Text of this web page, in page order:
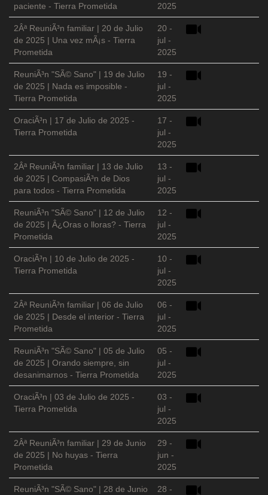
paciente - Tierra Prometida
2025
2Âª ReuniÃ³n familiar | 20 de Julio
de 2025 | Una vez mÃ¡s - Tierra
Prometida
20 -
jul -
2025
ReuniÃ³n "SÃ© Sano" | 19 de Julio
de 2025 | Nada es imposible -
Tierra Prometida
19 -
jul -
2025
OraciÃ³n | 17 de Julio de 2025 -
Tierra Prometida
17 -
jul -
2025
2Âª ReuniÃ³n familiar | 13 de Julio
de 2025 | CompasiÃ³n de Dios
para todos - Tierra Prometida
13 -
jul -
2025
ReuniÃ³n "SÃ© Sano" | 12 de Julio
de 2025 | Â¿Oras o lloras? - Tierra
Prometida
12 -
jul -
2025
OraciÃ³n | 10 de Julio de 2025 -
Tierra Prometida
10 -
jul -
2025
2Âª ReuniÃ³n familiar | 06 de Julio
de 2025 | Desde el interior - Tierra
Prometida
06 -
jul -
2025
ReuniÃ³n "SÃ© Sano" | 05 de Julio
de 2025 | Orando siempre, sin
desanimarnos - Tierra Prometida
05 -
jul -
2025
OraciÃ³n | 03 de Julio de 2025 -
Tierra Prometida
03 -
jul -
2025
2Âª ReuniÃ³n familiar | 29 de Junio
de 2025 | No huyas - Tierra
Prometida
29 -
jun -
2025
ReuniÃ³n "SÃ© Sano" | 28 de Junio
28 -